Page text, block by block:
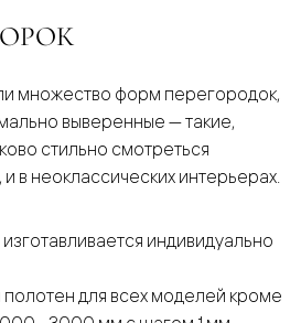
множество форм перегородок,
выверенные — такие,
стильно смотреться
в неоклассических интерьерах.
индивидуально
для всех моделей кроме